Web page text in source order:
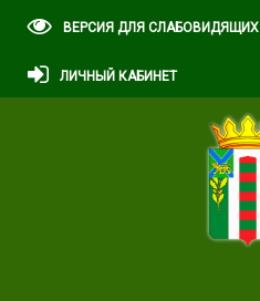
ВЕРСИЯ ДЛЯ СЛАБОВИДЯЩИХ
ЛИЧНЫЙ КАБИНЕТ